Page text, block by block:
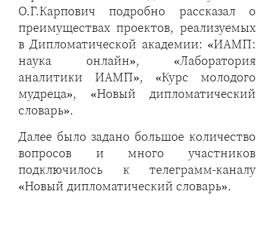
О.Г.Карпович подробно рассказал о
преимуществах проектов, реализуемых
в Дипломатической академии: «ИАМП:
наука онлайн», «Лаборатория
аналитики ИАМП», «Курс молодого
мудреца», «Новый дипломатический
словарь».
Далее было задано большое количество
вопросов и много участников
подключилось к телеграмм-каналу
«Новый дипломатический словарь».